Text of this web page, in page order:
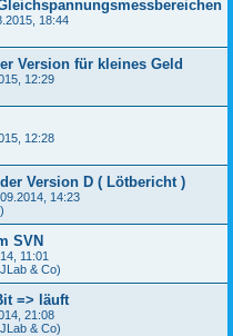
18:44
Version für kleines Geld
12:29
12:28
Version D ( Lötbericht )
14:23
SVN
11:01
& Co)
=> läuft
21:08
& Co)